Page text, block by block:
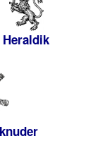
Heraldik